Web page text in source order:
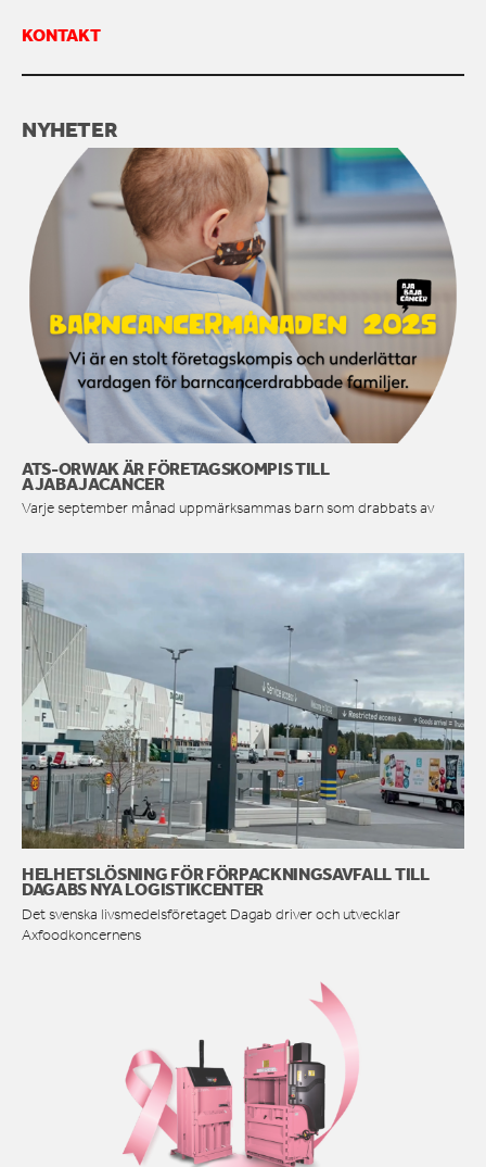
KONTAKTA OSS
KONTAKT
NYHETER
ATS-ORWAK ÄR FÖRETAGSKOMPIS TILL
AJABAJACANCER
Varje september månad uppmärksammas barn som drabbats av
HELHETSLÖSNING FÖR FÖRPACKNINGSAVFALL TILL
DAGABS NYA LOGISTIKCENTER
Det svenska livsmedelsföretaget Dagab driver och utvecklar
Axfoodkoncernens